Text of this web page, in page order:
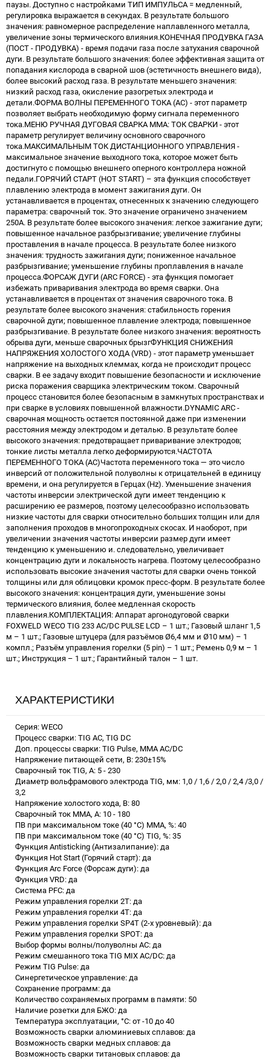
ХАРАКТЕРИСТИКИ
Серия: WECO
Процесс сварки: TIG AC, TIG DC
Доп. процессы сварки: TIG Pulse, MMA AC/DC
Напряжение питающей сети, В: 230±15%
Сварочный ток TIG, А: 5 - 230
Диаметр вольфрамового электрода TIG, мм: 1,0 / 1,6 / 2,0 / 2,4 /3,0 /
3,2
Напряжение холостого хода, В: 80
Сварочный ток MMA, А: 10 - 180
ПВ при максимальном токе (40 °C) ММА, %: 40
ПВ при максимальном токе (40 °C) TIG, %: 35
Функция Antisticking (Антизалипание): да
Функция Hot Start (Горячий старт): да
Функция Arc Force (Форсаж дуги): да
Функция VRD: да
Система PFC: да
Режим управления горелки 2Т: да
Режим управления горелки 4T: да
Режим управления горелки SP4T (2-х уровневый): да
Режим управления горелки SPOT: да
Выбор формы волны/полуволны AC: да
Режим смешанного тока TIG MIX AC/DC: да
Режим TIG Pulse: да
Синергетическое управление: да
Сохранение программ: да
Количество сохраняемых программ в памяти: 50
Наличие розетки для БЖО: да
Температура эксплуатации, °C: от -10 до 40
Возможность сварки алюминиевых сплавов: да
Возможность сварки медных сплавов: да
Возможность сварки титановых сплавов: да